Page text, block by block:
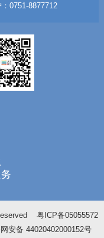
0751-8877712
Reserved粤ICP备05055572
安备 44020402000152号